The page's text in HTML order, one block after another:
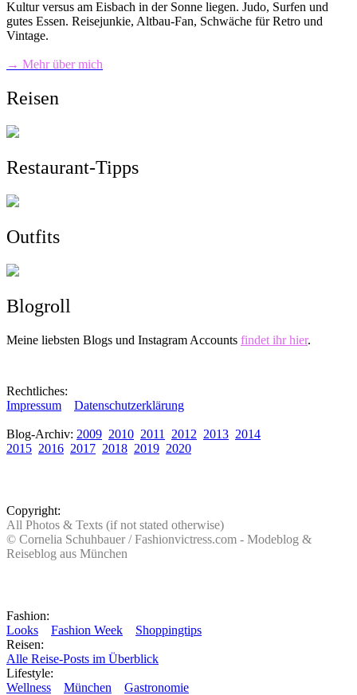
Kultur versus am Eisbach in der Sonne liegen. Judo, Surfen und
gutes Essen. Reisejunkie, Altbau-Fan, Schwäche für Retro und
Vintage.
→ Mehr über mich
Reisen
Restaurant-Tipps
Outfits
Blogroll
Meine liebsten Blogs und Instagram Accounts findet ihr hier.
Rechtliches:
Impressum
Datenschutzerklärung
Blog-Archiv: 2009 2010 2011 2012 2013 2014
2015 2016 2017 2018 2019 2020
Copyright:
All Photos & Texts (if not stated otherwise)
© Cornelia Schuhbauer / Fashionvictress.com - Modeblog &
Reiseblog aus München
Fashion:
Looks
Fashion Week
Shoppingtips
Reisen:
Alle Reise-Posts im Überblick
Lifestyle:
Wellness
München Gastronomie